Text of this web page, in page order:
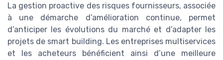
La gestion proactive des risques fournisseurs, associée
à une démarche d’amélioration continue, permet
d’anticiper les évolutions du marché et d’adapter les
projets de smart building. Les entreprises multiservices
et les acheteurs bénéficient ainsi d’une meilleure